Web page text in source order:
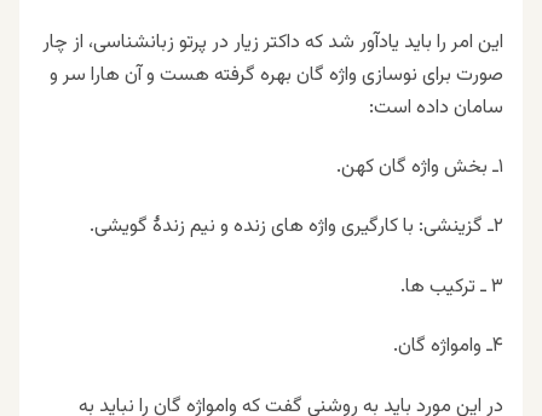
این امر را باید یادآور شد که داکتر زیار در پرتو زبانشناسی، از چار
صورت برای نوسازی واژه گان بهره گرفته هست و آن هارا سر و
سامان داده است:
۱ـ بخش واژه گان کهن.
۲ـ گزینشی: با کارگيری واژه های زنده و نيم زندهٔ گويشی.
۳ ـ ترکیب ها.
۴ـ وامواژه گان.
در این مورد باید به روشنی گفت که وامواژه گان را نباید به